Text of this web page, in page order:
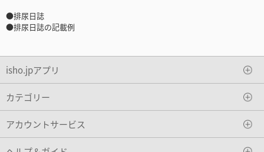
●排尿日誌
●排尿日誌の記載例
isho.jpアプリ
カテゴリー
アカウントサービス